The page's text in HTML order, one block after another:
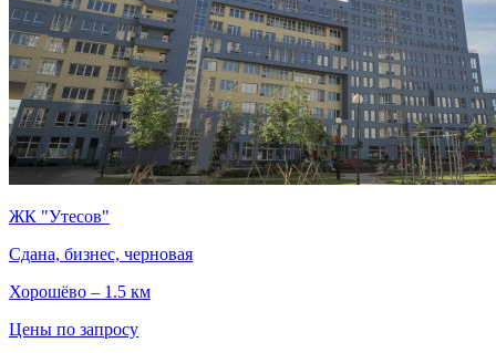
ЖК "Утесов"
Сдана, бизнес, черновая
Хорошёво – 1.5 км
Цены по запросу